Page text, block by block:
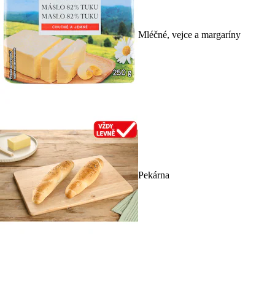
Mléčné, vejce a margaríny
Pekárna